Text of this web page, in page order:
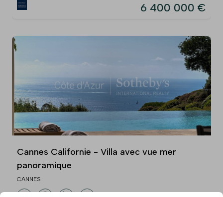
6 400 000 €
Cannes Californie - Villa avec vue mer
panoramique
CANNES